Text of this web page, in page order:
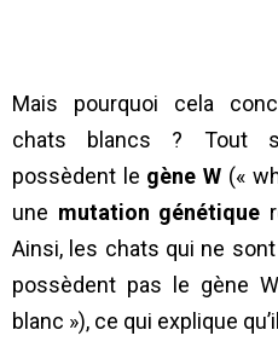
Mais pourquoi cela
chats blancs ? Tout
possèdent le gène W («
une mutation génétique
Ainsi, les chats qui ne
possèdent pas le gène
blanc »), ce qui explique